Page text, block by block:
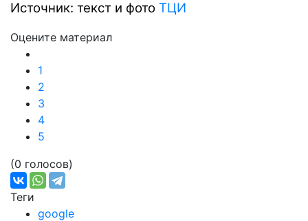
Источник: текст и фото ТЦИ
Оцените материал
1
2
3
4
5
(0 голосов)
Теги
google